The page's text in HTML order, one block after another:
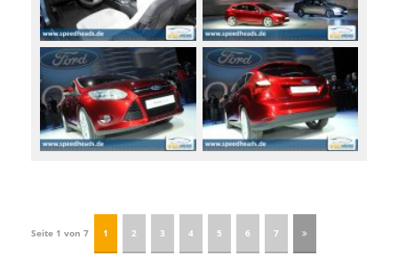
Seite 1 von 7 1 2 3 4 5 6 7